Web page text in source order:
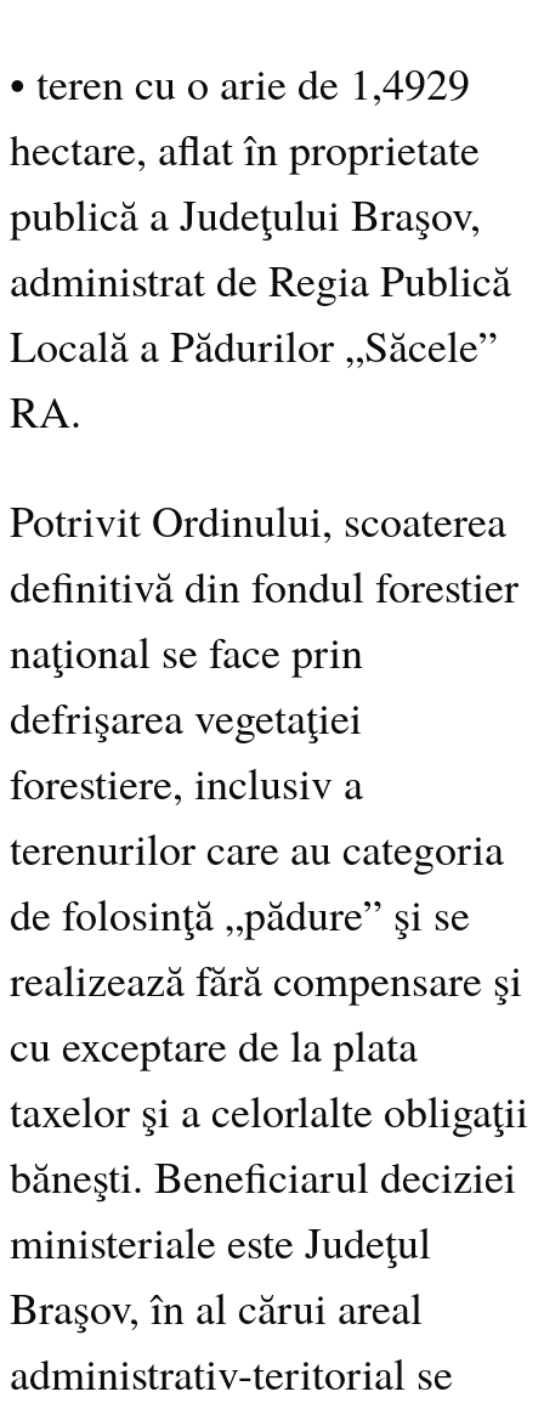
• teren cu o arie de 1,4929
hectare, aflat în proprietate
publică a Judeţului Braşov,
administrat de Regia Publică
Locală a Pădurilor „Săcele”
RA.
Potrivit Ordinului, scoaterea
definitivă din fondul forestier
naţional se face prin
defrişarea vegetaţiei
forestiere, inclusiv a
terenurilor care au categoria
de folosinţă „pădure” şi se
realizează fără compensare şi
cu exceptare de la plata
taxelor şi a celorlalte obligaţii
băneşti. Beneficiarul deciziei
ministeriale este Judeţul
Braşov, în al cărui areal
administrativ-teritorial se